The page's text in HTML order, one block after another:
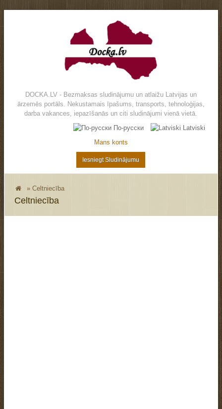
DOCKA.LV - Bezmaksas sludinājumu un atlaižu Latvijas un
ārzemēs portāls. Nekustamais īpašums, transports, tehnoloģijas,
darba vakances, iepazīšanās un citi sludinājumi vienā vietā.
По-русски
Latviski
Mans konts
Iesniegt Sludinājumu
»Celtniecība
Celtniecība